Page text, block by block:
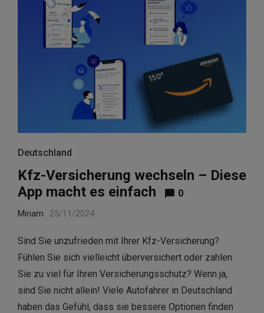
Deutschland
Kfz-Versicherung wechseln – Diese
App macht es einfach
0
Miriam 25/11/2024
Sind Sie unzufrieden mit Ihrer Kfz-Versicherung?
Fühlen Sie sich vielleicht überversichert oder zahlen
Sie zu viel für Ihren Versicherungsschutz? Wenn ja,
sind Sie nicht allein! Viele Autofahrer in Deutschland
haben das Gefühl, dass sie bessere Optionen finden